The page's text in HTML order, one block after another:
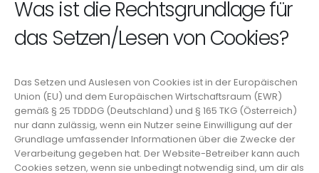
Was ist die Rechtsgrundlage für
das Setzen/Lesen von Cookies?
Das Setzen und Auslesen von Cookies ist in der Europäischen
Union (EU) und dem Europäischen Wirtschaftsraum (EWR)
gemäß § 25 TDDDG (Deutschland) und § 165 TKG (Österreich)
nur dann zulässig, wenn ein Nutzer seine Einwilligung auf der
Grundlage umfassender Informationen über die Zwecke der
Verarbeitung gegeben hat. Der Website-Betreiber kann auch
Cookies setzen, wenn sie unbedingt notwendig sind, um dir als